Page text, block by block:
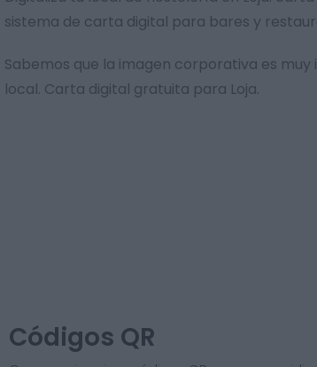
sistema de carta digital para bares y
Sabemos que la imagen corporativa es
local. Carta digital gratuita para Loja.
Códigos QR